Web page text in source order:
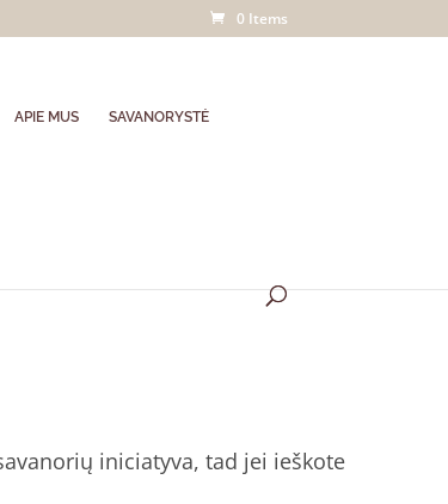
0 Items
APIE MUS SAVANORYSTĖ
iniciatyva, tad jei ieškote